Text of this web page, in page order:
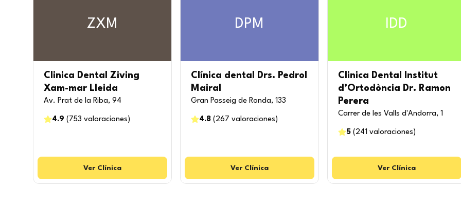
ZXM
Clinica Dental Ziving
Xam-mar Lleida
Av. Prat de la Riba, 94
4.9 ( 753 valoraciones )
Ver Clínica
DPM
Clínica dental Drs. Pedrol
Mairal
Gran Passeig de Ronda, 133
4.8( 267 valoraciones )
Ver Clínica
IDD
Clinica Dental Institut
d’Ortodòncia Dr. Ramon
Perera
Carrer de les Valls d'Andorra, 1
5( 241 valoraciones )
Ver Clínica